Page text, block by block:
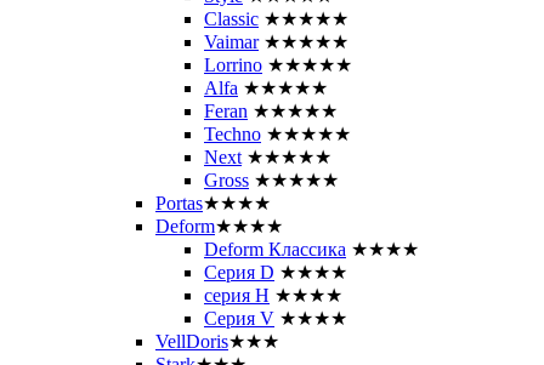
Classic ★★★★★
Vaimar ★★★★★
Lorrino ★★★★★
Alfa ★★★★★
Feran ★★★★★
Techno ★★★★★
Next ★★★★★
Gross ★★★★★
Portas★★★★
Deform★★★★
Deform Классика ★★★★
Серия D ★★★★
серия H ★★★★
Серия V ★★★★
VellDoris★★★